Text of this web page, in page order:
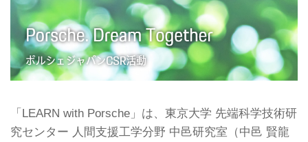
「LEARN with Porsche」は、東京大学 先端科学技術研
究センター 人間支援工学分野 中邑研究室（中邑 賢龍